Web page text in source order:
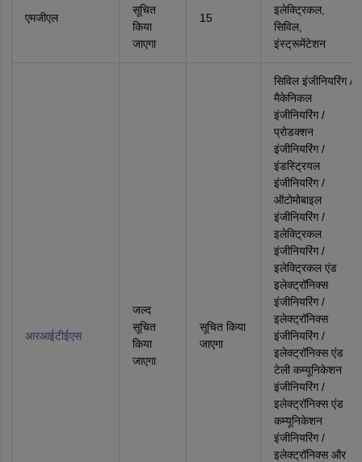
एमजीएल
सूचित
किया
जाएगा
15
इलेक्ट्रिकल,
सिविल,
इंस्ट्रूमेंटेशन
आरआईटीईएस
जल्द
सूचित
किया
जाएगा
सूचित किया
जाएगा
सिविल इंजीनियरिंग /
मैकेनिकल
इंजीनियरिंग /
प्रोडक्‍शन
इंजीनियरिंग /
इंडस्ट्रियल
इंजीनियरिंग /
ऑटोमोबाइल
इंजीनियरिंग /
इलेक्ट्रिकल
इंजीनियरिंग /
इलेक्ट्रिकल एंड
इलेक्ट्रॉनिक्स
इंजीनियरिंग /
इलेक्ट्रॉनिक्स
इंजीनियरिंग /
इलेक्ट्रॉनिक्स एंड
टेली कम्‍यूनिकेशन
इंजीनियरिंग /
इलेक्ट्रॉनिक्स एंड
कम्‍यूनिकेशन
इंजीनियरिंग /
इलेक्ट्रॉनिक्स और